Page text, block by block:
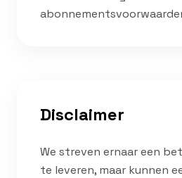
Disclaimer
We streven ernaar een
te leveren, maar kunnen